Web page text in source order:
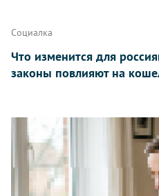
Социалка
Что изменится для
законы повлияют на